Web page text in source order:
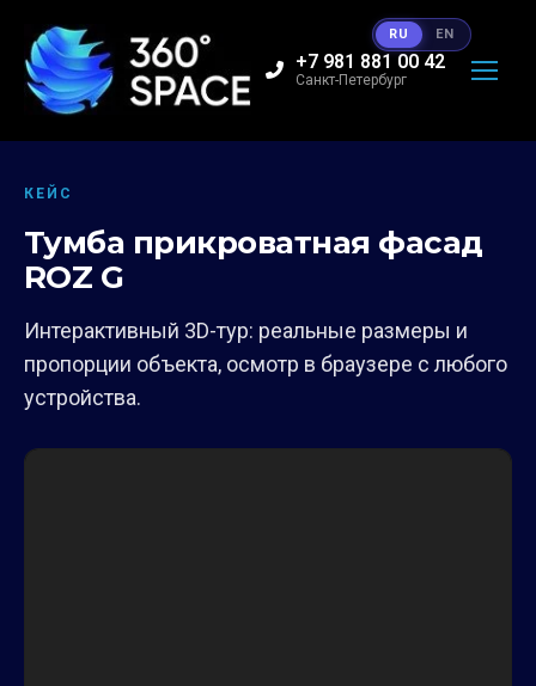
+7 981 881 00 42
Санкт-Петербург
КЕЙС
Тумба прикроватная фасад
ROZ G
Интерактивный 3D-тур: реальные размеры и
пропорции объекта, осмотр в браузере с любого
устройства.
RU EN